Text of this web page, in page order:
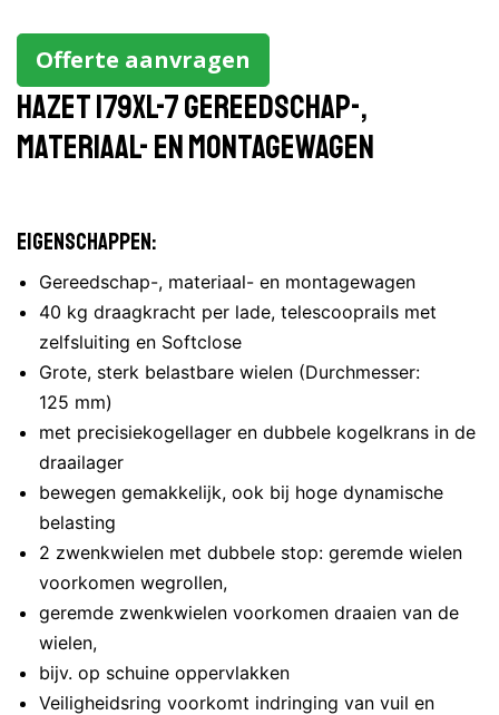
Offerte aanvragen
Hazet 179XL-7 Gereedschap-,
materiaal- en montagewagen
Eigenschappen:
Gereedschap-, materiaal- en montagewagen
40 kg draagkracht per lade, telescooprails met
zelfsluiting en Softclose
Grote, sterk belastbare wielen (Durchmesser:
125 mm)
met precisiekogellager en dubbele kogelkrans in de
draailager
bewegen gemakkelijk, ook bij hoge dynamische
belasting
2 zwenkwielen met dubbele stop: geremde wielen
voorkomen wegrollen,
geremde zwenkwielen voorkomen draaien van de
wielen,
bijv. op schuine oppervlakken
Veiligheidsring voorkomt indringing van vuil en